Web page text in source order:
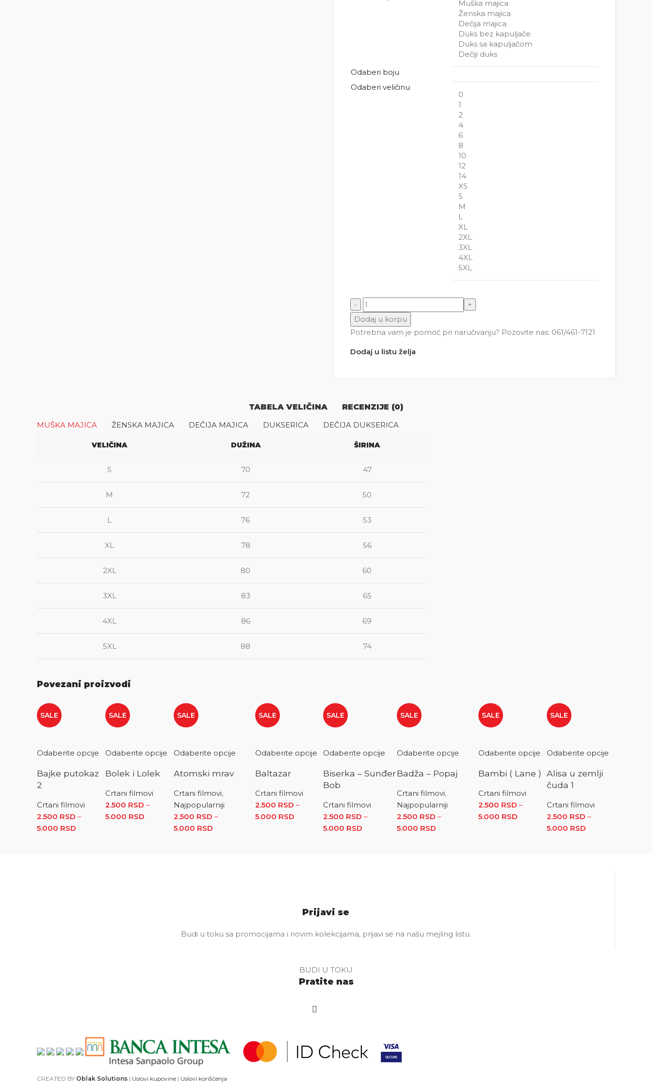
Muška majica
Ženska majica
Dečija majica
Duks bez kapuljače
Duks sa kapuljačom
Dečiji duks
Odaberi boju
Odaberi veličinu
0
1
2
4
6
8
10
12
14
XS
S
M
L
XL
2XL
3XL
4XL
5XL
Ptica Trkačica 2 količina
Dodaj u korpu
Potrebna vam je pomoć pri naručivanju? Pozovite nas: 061/461-7121
Dodaj u listu želja
TABELA VELIČINA
RECENZIJE (0)
MUŠKA MAJICA
ŽENSKA MAJICA DEČIJA MAJICA DUKSERICA DEČIJA DUKSERICA
VELIČINA DUŽINA ŠIRINA
S 70 47
M 72 50
L 76 53
XL 78 56
2XL 80 60
3XL 83 65
4XL 86 69
5XL 88 74
Povezani proizvodi
SALE
Odaberite opcije
Bajke putokaz
2
Crtani filmovi
2.500 RSD –
5.000 RSD Raspon cena: od 2.500 RSD do 5.000 RSD
SALE
Odaberite opcije
Bolek i Lolek
Crtani filmovi
2.500 RSD –
5.000 RSD Raspon cena: od 2.500 RSD do 5.000 RSD
SALE
Odaberite opcije
Atomski mrav
Crtani filmovi,
Najpopularniji
2.500 RSD –
5.000 RSD Raspon cena: od 2.500 RSD do 5.000 RSD
SALE
Odaberite opcije
Baltazar
Crtani filmovi
2.500 RSD –
5.000 RSD Raspon cena: od 2.500 RSD do 5.000 RSD
SALE
Odaberite opcije
Biserka – Sunđer
Bob
Crtani filmovi
2.500 RSD –
5.000 RSD Raspon cena: od 2.500 RSD do 5.000 RSD
SALE
Odaberite opcije
Badža – Popaj
Crtani filmovi,
Najpopularniji
2.500 RSD –
5.000 RSD Raspon cena: od 2.500 RSD do 5.000 RSD
SALE
Odaberite opcije
Bambi ( Lane )
Crtani filmovi
2.500 RSD –
5.000 RSD Raspon cena: od
2.500 RSD do 5.000 RSD
SALE
Odaberite opcije
Alisa u zemlji
čuda 1
Crtani filmovi
2.500 RSD –
5.000 RSD
Prijavi se
Budi u toku sa promocijama i novim kolekcijama, prijavi se na našu mejling listu.
BUDI U TOKU
Pratite nas
CREATED BY Oblak Solutions | Uslovi kupovine | Uslovi korišćenja